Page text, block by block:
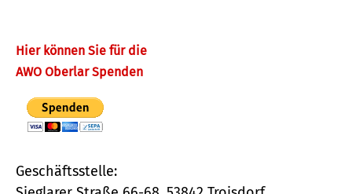
Hier können Sie für die
AWO Oberlar Spenden
Geschäftsstelle: